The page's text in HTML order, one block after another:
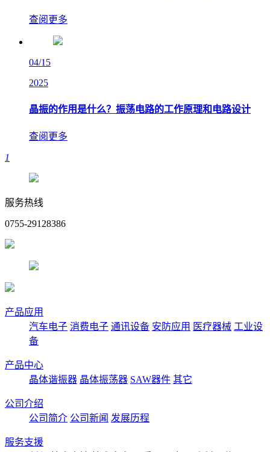
查阅更多
04/15
2025
晶振的作用是什么？振荡电路的工作原理和电路设计
查阅更多
1
服务热线
0755-29128386
产品应用
汽车电子 消费电子 通讯设备 安防应用 医疗器械 工业设
备
产品中心
晶体谐振器 晶体振荡器 SAW器件 其它
公司介绍
公司简介 公司新闻 发展历程
服务支援